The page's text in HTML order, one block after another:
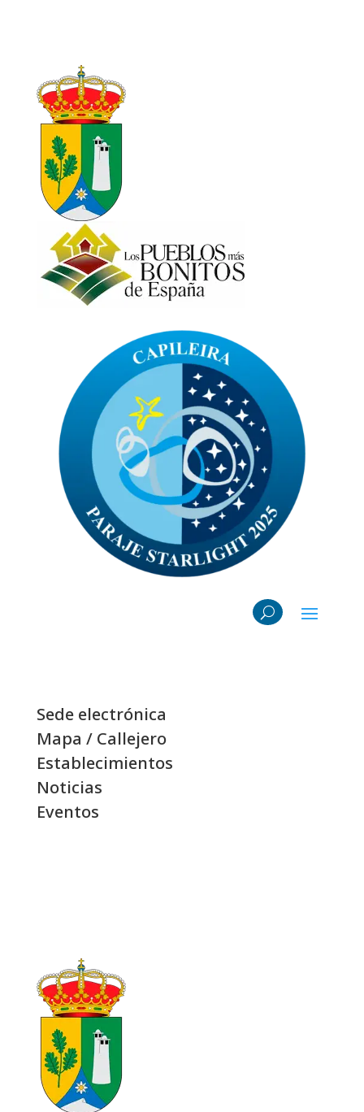
Sede electrónica
Mapa / Callejero
Establecimientos
Noticias
Eventos